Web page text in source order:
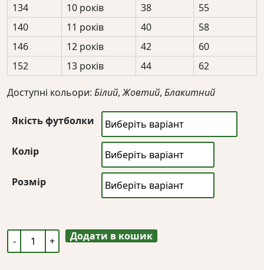
134
10 років 38
55
140
11 років 40
58
146
12 років 42
60
152
13 років 44 62
Доступні кольори: Білий,Жовтий, Блакитний
Якість футболки
Колір
Розмір
Футболки
для
Додати в кошик